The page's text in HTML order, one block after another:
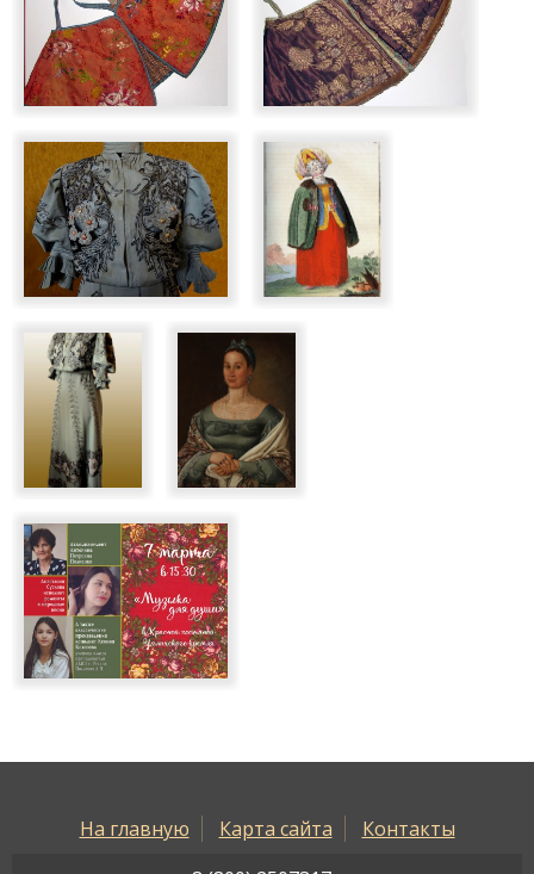
На главную Карта сайта
Контакты